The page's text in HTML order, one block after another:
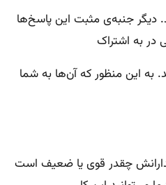
دیگر جنبه‌ی مثبت این پاسخ‌ها
در به اشتراک
به این منظور که آن‌ها به شما
چقدر قوی یا ضعیف است